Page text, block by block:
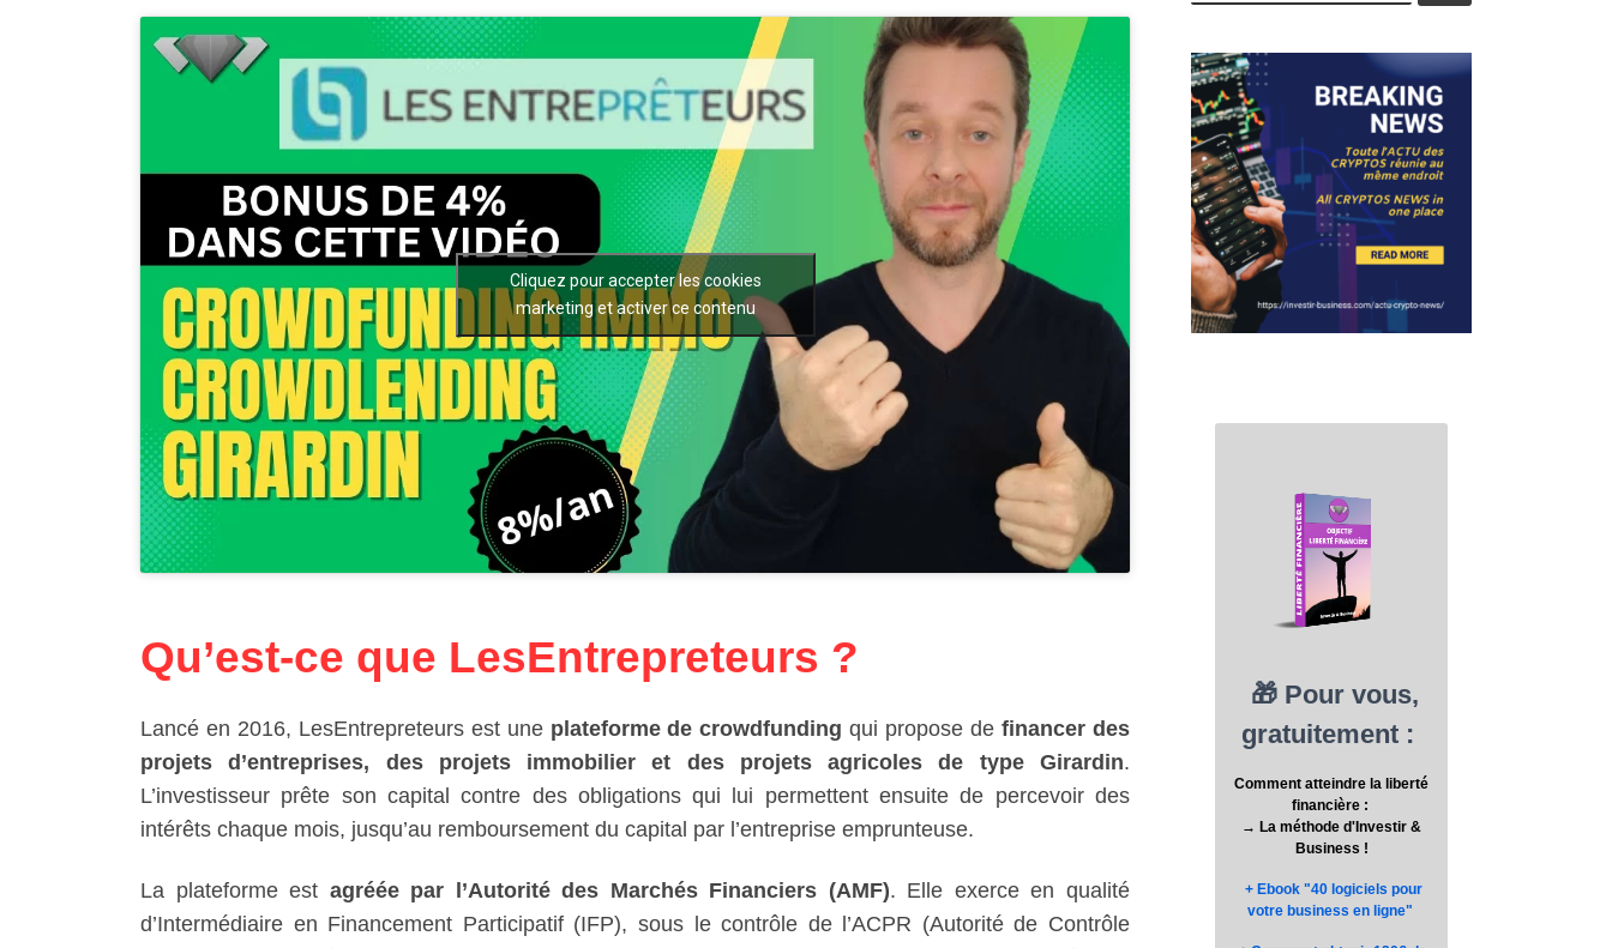
Cliquez pour accepter les cookies
marketing et activer ce contenu
Qu’est-ce que LesEntrepreteurs ?
Lancé en 2016, LesEntrepreteurs est une plateforme de crowdfunding qui propose definancer des
projets d’entreprises, des projets immobilier et des projets agricoles de type Girardin.
L’investisseur prête son capital contre des obligations qui lui permettent ensuite de percevoir des
intérêts chaque mois, jusqu’au remboursement du capital par l’entreprise emprunteuse.
La plateforme est agréée par l’Autorité des Marchés Financiers (AMF). Elle exerce en qualité
d’Intermédiaire en Financement Participatif (IFP), sous le contrôle de l’ACPR (Autorité de Contrôle